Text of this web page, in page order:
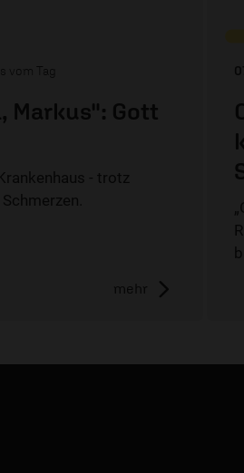
vom Tag
Markus": Gott
- trotz
mehr